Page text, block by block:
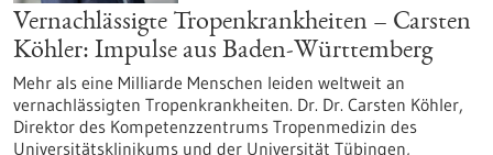
Vernachlässigte Tropenkrankheiten – Carsten
Köhler: Impulse aus Baden-Württemberg
Mehr als eine Milliarde Menschen leiden weltweit an
vernachlässigten Tropenkrankheiten. Dr. Dr. Carsten Köhler,
Direktor des Kompetenzzentrums Tropenmedizin des
Universitätsklinikums und der Universität Tübingen,